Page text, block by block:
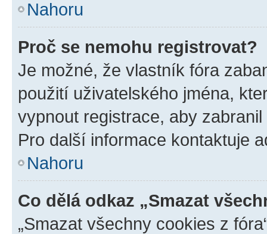
Nahoru
Proč se nemohu registrovat?
Je možné, že vlastník fóra
použití uživatelského jména,
vypnout registrace, aby
Pro další informace kontaktuje
Nahoru
Co dělá odkaz „Smazat
„Smazat všechny cookies z